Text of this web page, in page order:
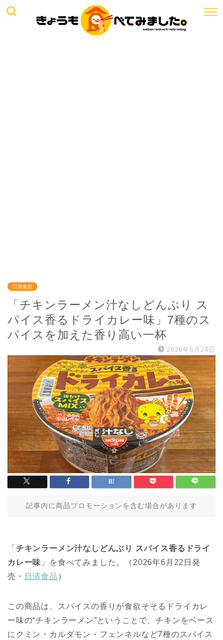
日清食品
「チキンラーメン汁なしどんぶり ス
パイス香るドライカレー味」7種のス
パイスを加えた香り高い一杯
2026年6月24日
記事内に商品プロモーションを含む場合があります
「 チキンラーメン汁なしどんぶり スパイス香るドライ
カレー味 」を食べてみました。（2026年6月22日発
売・ 日清食品 ）
この商品は、スパイスの香りが食欲そそるドライカレ
ー味の“チキンラーメン”ということで、チキンをベース
にクミン・カルダモン・フェンネルなど7種のスパイス